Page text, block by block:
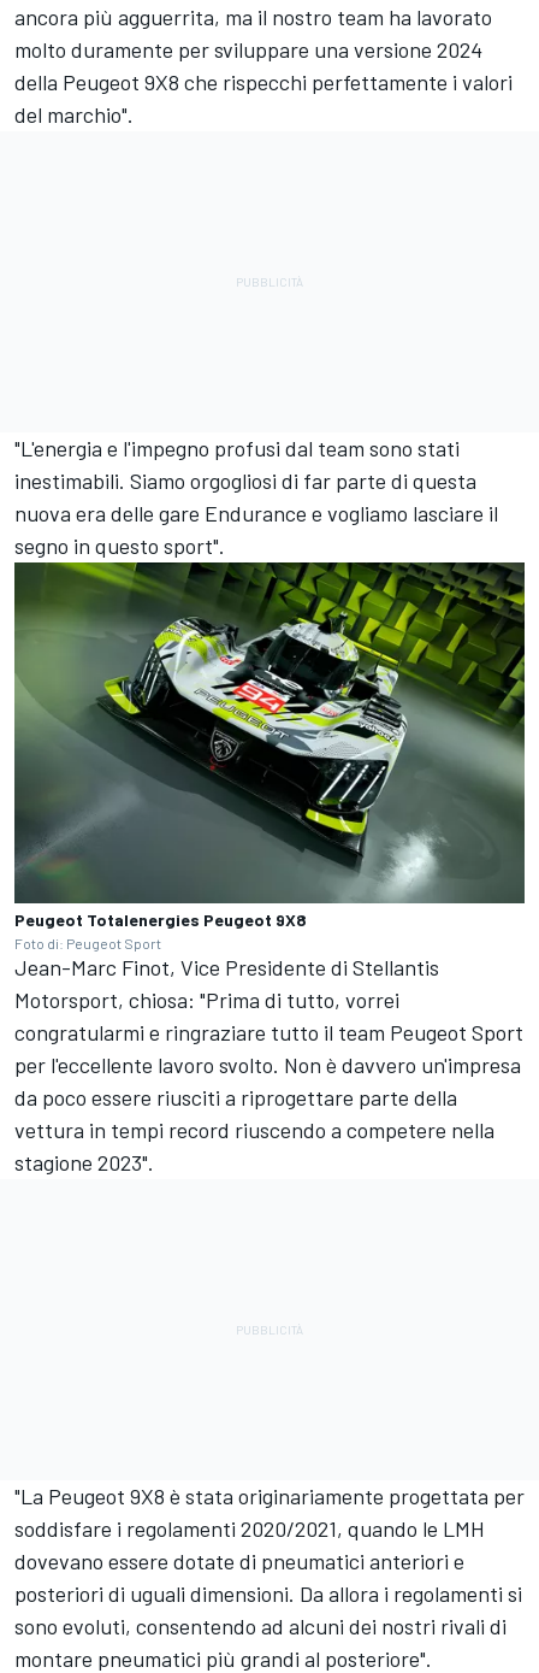
ancora più agguerrita, ma il nostro team ha lavorato
molto duramente per sviluppare una versione 2024
della Peugeot 9X8 che rispecchi perfettamente i valori
del marchio".
"L'energia e l'impegno profusi dal team sono stati
inestimabili. Siamo orgogliosi di far parte di questa
nuova era delle gare Endurance e vogliamo lasciare il
segno in questo sport".
Peugeot Totalenergies Peugeot 9X8
Foto di: Peugeot Sport
Jean-Marc Finot, Vice Presidente di Stellantis
Motorsport, chiosa: "Prima di tutto, vorrei
congratularmi e ringraziare tutto il team Peugeot Sport
per l'eccellente lavoro svolto. Non è davvero un'impresa
da poco essere riusciti a riprogettare parte della
vettura in tempi record riuscendo a competere nella
stagione 2023".
"La Peugeot 9X8 è stata originariamente progettata per
soddisfare i regolamenti 2020/2021, quando le LMH
dovevano essere dotate di pneumatici anteriori e
posteriori di uguali dimensioni. Da allora i regolamenti si
sono evoluti, consentendo ad alcuni dei nostri rivali di
montare pneumatici più grandi al posteriore".